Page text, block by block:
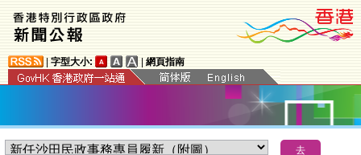
字型大小: 網頁指南